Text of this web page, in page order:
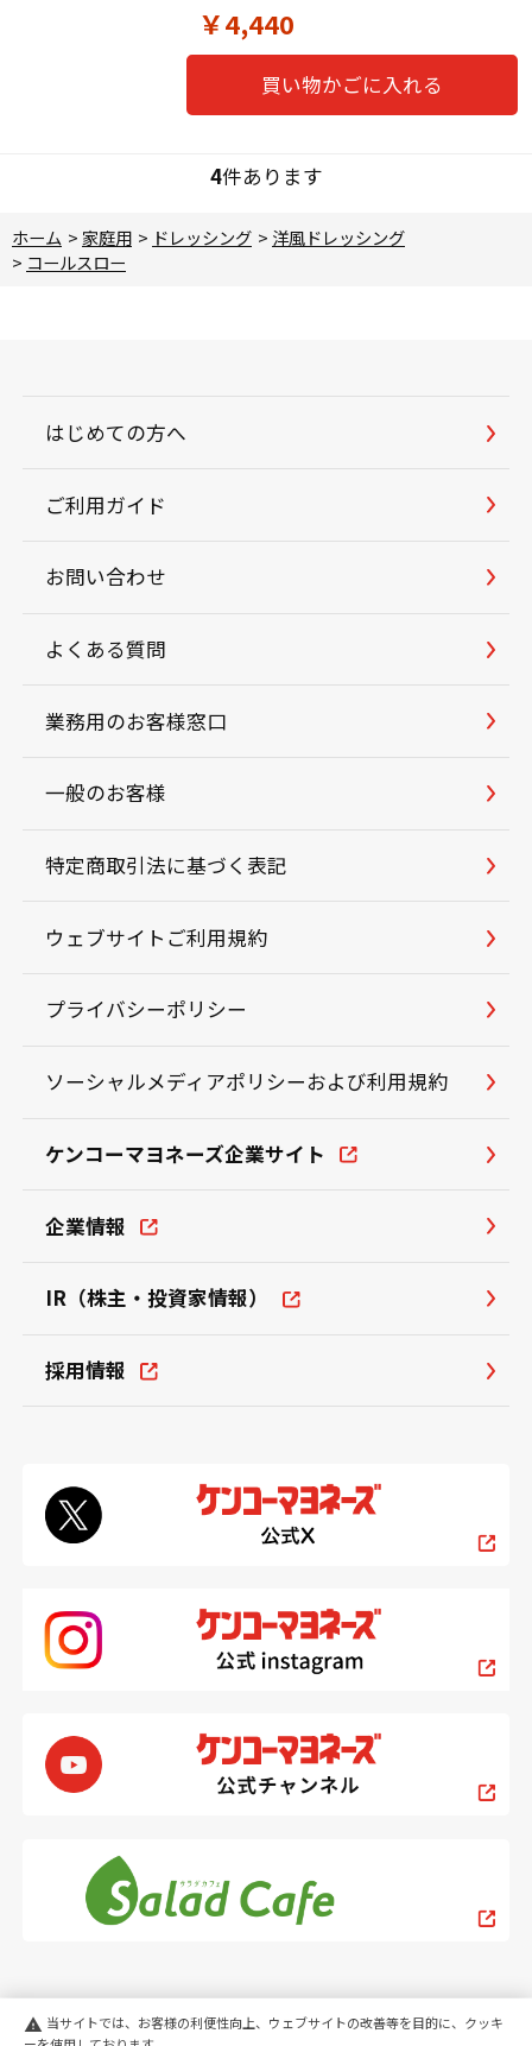
￥4,440
買い物かごに入れる
4件あります
ホーム > 家庭用 > ドレッシング > 洋風ドレッシング
> コールスロー
はじめての方へ
ご利用ガイド
お問い合わせ
よくある質問
業務用のお客様窓口
一般のお客様
特定商取引法に基づく表記
ウェブサイトご利用規約
プライバシーポリシー
ソーシャルメディアポリシーおよび利用規約
ケンコーマヨネーズ企業サイト
企業情報
IR（株主・投資家情報）
採用情報
warning 当サイトでは、お客様の利便性向上、ウェブサイトの改善等を目的に、クッキ